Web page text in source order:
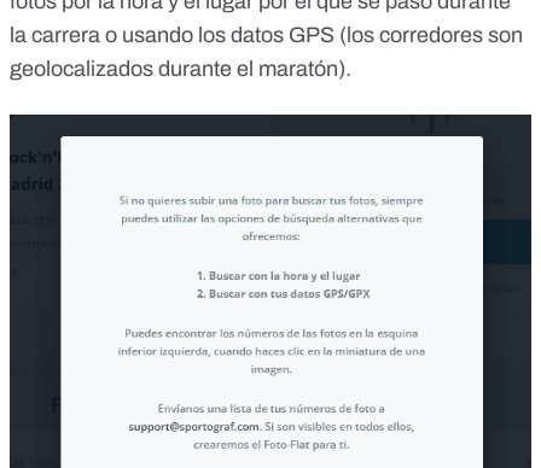
la carrera o usando los datos GPS (los corredores son
geolocalizados durante el maratón).